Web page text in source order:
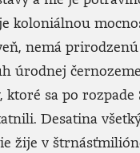
koloniálnou
nemá
úrodnej
ktoré sa po rozpade
Desatina
žije v